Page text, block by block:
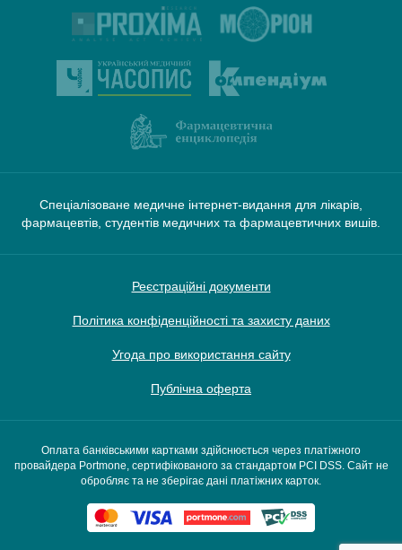
Спеціалізоване медичне інтернет-видання для лікарів,
фармацевтів, студентів медичних та фармацевтичних вишів.
Реєстраційні документи
Політика конфіденційності та захисту даних
Угода про використання сайту
Публічна оферта
Оплата банківськими картками здійснюється через платіжного
провайдера Portmone, сертифікованого за стандартом PCI DSS. Сайт не
обробляє та не зберігає дані платіжних карток.